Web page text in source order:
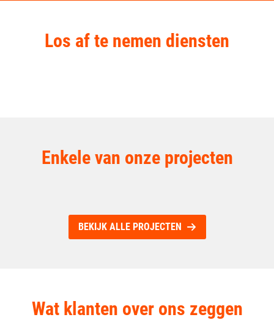
Los af te nemen diensten
Enkele van onze projecten
REMONDIS SMART INFRA B.V.
BEKIJK ALLE PROJECTEN
Wat klanten over ons zeggen